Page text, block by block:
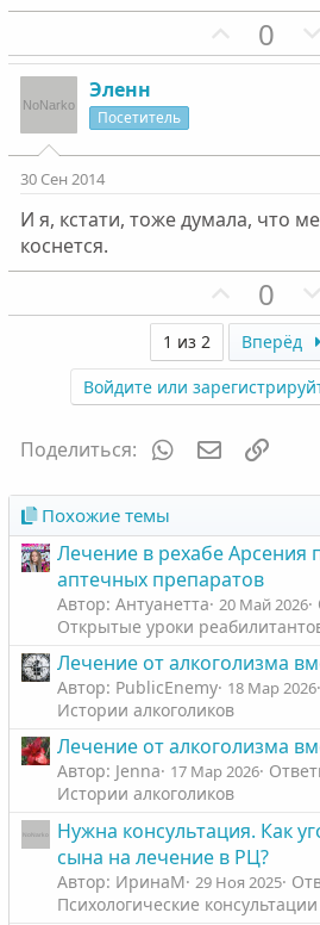
П
о
т
н
ы
г
о
л
о
0
Эленн
Посетитель
30 Сен 2014
И я, кстати, тоже думала, что
коснется.
П
о
з
и
т
и
в
н
й
г
о
л
о
с
0
1 из 2 Вперёд
Войдите или
Поделиться: WhatsApp
Похожие темы
Лечение в рехабе Арсения
аптечных препаратов
Автор: Антуанетта 20 Май 2026
Открытые уроки
Лечение от алкоголизма
Автор: PublicEnemy 18 Мар 2026
Истории алкоголиков
Лечение от алкоголизма
Автор: Jenna 17 Мар 2026
Истории алкоголиков
Нужна консультация. Как
сына на лечение в РЦ?
Автор: ИринаМ 29 Ноя 2025
Психологические консультации